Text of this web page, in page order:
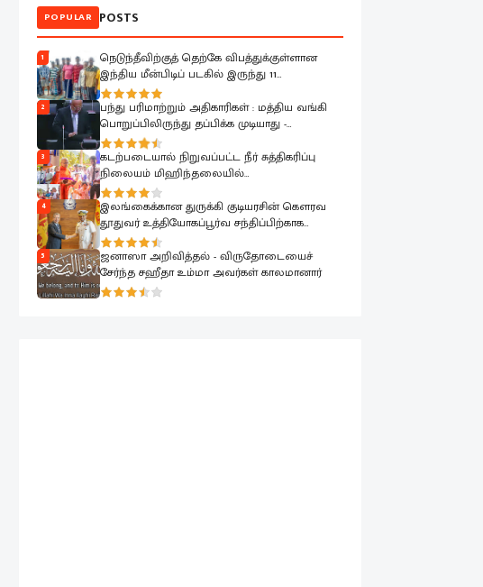
POPULAR POSTS
1
நெடுந்தீவிற்குத் தெற்கே விபத்துக்குள்ளான
இந்திய மீன்பிடிப் படகில் இருந்து 11
மீனவர்களை இலங்கை கடற்படை பாதுகாப்பாக
மீட்டது
2
பந்து பரிமாற்றும் அதிகாரிகள் : மத்திய வங்கி
பொறுப்பிலிருந்து தப்பிக்க முடியாது -
பாராளுமன்றத்தில் ரவூப் ஹக்கீம் ஆவேசம்
3
கடற்படையால் நிறுவப்பட்ட நீர் சுத்திகரிப்பு
நிலையம் மிஹிந்தலையில்
பொதுமக்களுக்காக கையளிக்கப்பட்டது
4
இலங்கைக்கான துருக்கி குடியரசின் கௌரவ
தூதுவர் உத்தியோகப்பூர்வ சந்திப்பிற்காக
கடற்படை தளபதியை சந்தித்தார்
5
ஜனாஸா அறிவித்தல் - விருதோடையைச்
சேர்ந்த சஹீதா உம்மா அவர்கள் காலமானார்